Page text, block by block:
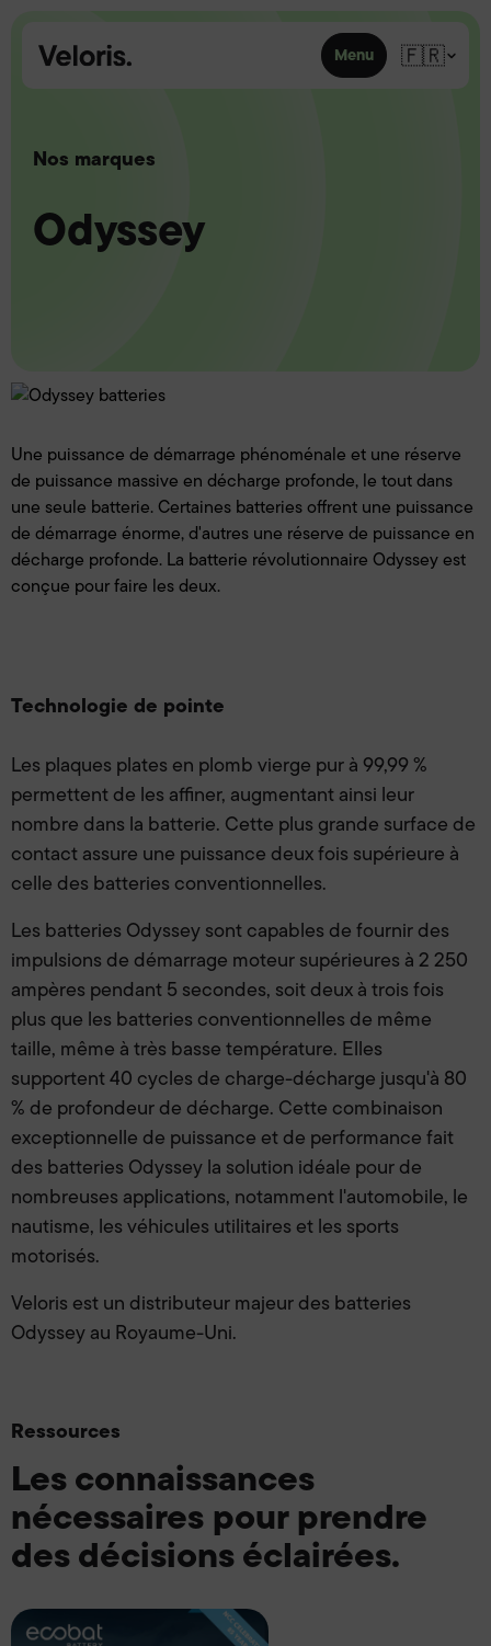
Menu 🇫🇷
Nos marques
Odyssey
Une puissance de démarrage phénoménale et une réserve
de puissance massive en décharge profonde, le tout dans
une seule batterie. Certaines batteries offrent une puissance
de démarrage énorme, d'autres une réserve de puissance en
décharge profonde. La batterie révolutionnaire Odyssey est
conçue pour faire les deux.
Technologie de pointe
Les plaques plates en plomb vierge pur à 99,99 %
permettent de les affiner, augmentant ainsi leur
nombre dans la batterie. Cette plus grande surface de
contact assure une puissance deux fois supérieure à
celle des batteries conventionnelles.
Les batteries Odyssey sont capables de fournir des
impulsions de démarrage moteur supérieures à 2 250
ampères pendant 5 secondes, soit deux à trois fois
plus que les batteries conventionnelles de même
taille, même à très basse température. Elles
supportent 40 cycles de charge-décharge jusqu'à 80
% de profondeur de décharge. Cette combinaison
exceptionnelle de puissance et de performance fait
des batteries Odyssey la solution idéale pour de
nombreuses applications, notamment l'automobile, le
nautisme, les véhicules utilitaires et les sports
motorisés.
Veloris est un distributeur majeur des batteries
Odyssey au Royaume-Uni.
Ressources
Les connaissances
nécessaires pour prendre
des décisions éclairées.